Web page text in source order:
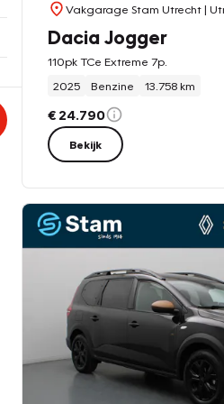
Vakgarage Stam Utrecht|
Dacia Jogger
110pk TCe Extreme 7p.
2025
Benzine 13.758 km
€ 24.790
Bekijk